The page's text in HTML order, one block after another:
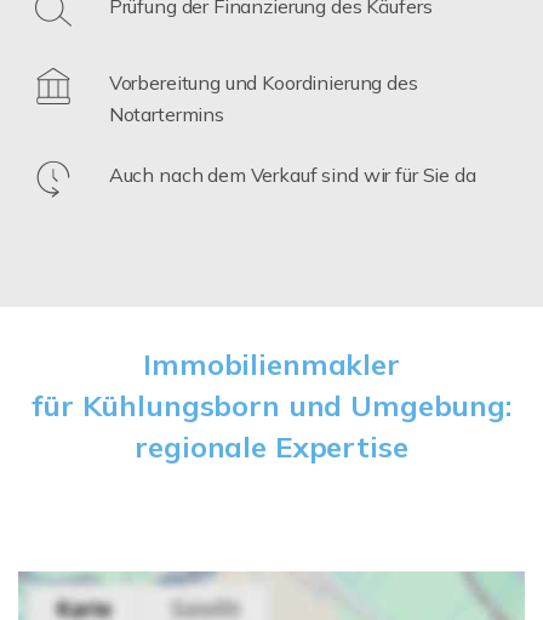
Prüfung der Finanzierung des Käufers
Vorbereitung und Koordinierung des
Notartermins
Auch nach dem Verkauf sind wir für Sie da
Immobilienmakler
für Kühlungsborn und Umgebung:
regionale Expertise